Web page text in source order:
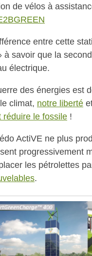
de vélos à
entre cette
à savoir que la
électrique.
des énergies est
climat, notre liberté
réduire le fossile !
ActiVE ne plus
progressivement
les pétrolettes
.